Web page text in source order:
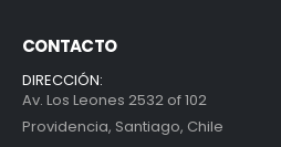
CONTACTO
DIRECCIÓN:
Av. Los Leones 2532 of 102
Providencia, Santiago, Chile